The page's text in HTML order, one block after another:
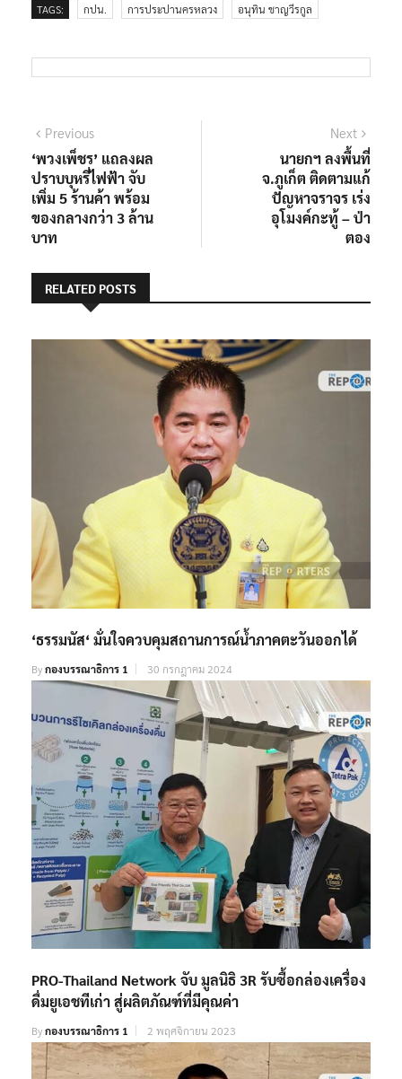
TAGS: กปน. การประปานครหลวง อนุทิน ชาญวีรกูล
แนะแนว
เรื่อง
PreviousPrevious
post:
‘พวงเพ็ชร’ แถลงผล
ปราบบุหรี่ไฟฟ้า จับ
เพิ่ม 5 ร้านค้า พร้อม
ของกลางกว่า 3 ล้าน
บาท
Next
นายกฯ ลงพื้นที่
จ.ภูเก็ต ติดตามแก้
ปัญหาจราจร เร่ง
อุโมงค์กะทู้ – ป่า
ตอง
RELATED POSTS
‘ธรรมนัส‘ มั่นใจควบคุมสถานการณ์น้ำภาคตะวันออกได้
Byกองบรรณาธิการ 1 30 กรกฎาคม 2024
PRO-Thailand Network จับ มูลนิธิ 3R รับซื้อกล่องเครื่อง
ดื่มยูเอชทีเก่า สู่ผลิตภัณฑ์ที่มีคุณค่า
Byกองบรรณาธิการ 1 2 พฤศจิกายน 2023